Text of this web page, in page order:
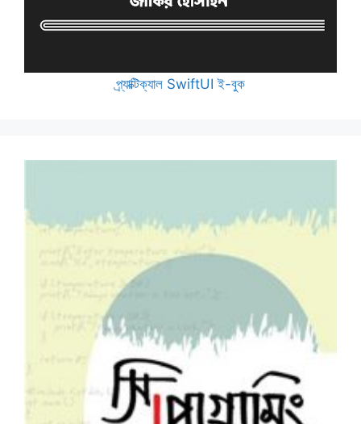
প্র্যাক্টিক্যাল SwiftUI ই-বুক